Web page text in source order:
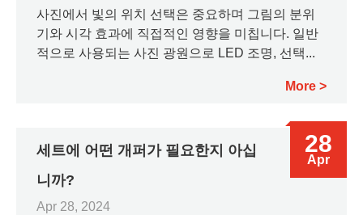
사진에서 빛의 위치 선택은 중요하며 그림의 분위
기와 시각 효과에 직접적인 영향을 미칩니다. 일반
적으로 사용되는 사진 광원으로 LED 조명, 선택...
More
세트에 어떤 개퍼가 필요한지 아십
니까?
Apr 28, 2024
28
Apr